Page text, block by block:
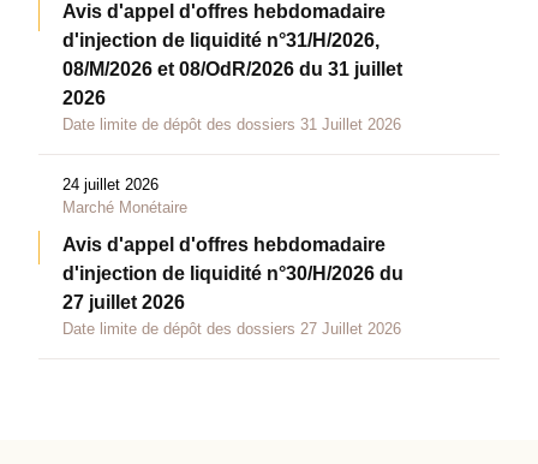
Avis d'appel d'offres hebdomadaire
d'injection de liquidité n°31/H/2026,
08/M/2026 et 08/OdR/2026 du 31 juillet
2026
Date limite de dépôt des dossiers 31 Juillet 2026
24 juillet 2026
Marché Monétaire
Avis d'appel d'offres hebdomadaire
d'injection de liquidité n°30/H/2026 du
27 juillet 2026
Date limite de dépôt des dossiers 27 Juillet 2026